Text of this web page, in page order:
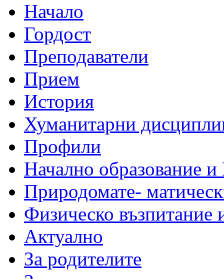
Начало
Гордост
Преподаватели
Прием
История
Хуманитарни
Профили
Начално образование
Природомате-
Физическо възпитание
Актуално
За родителите